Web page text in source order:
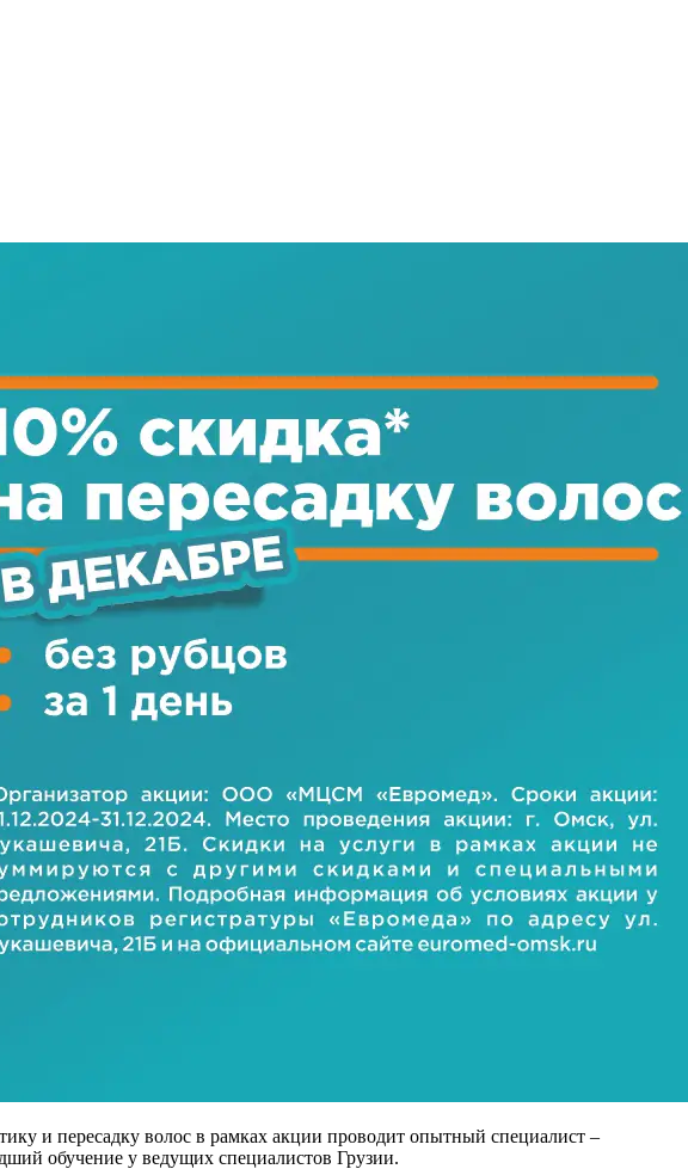
и пересадку волос в рамках акции проводит опытный специалист –
обучение у ведущих специалистов Грузии.